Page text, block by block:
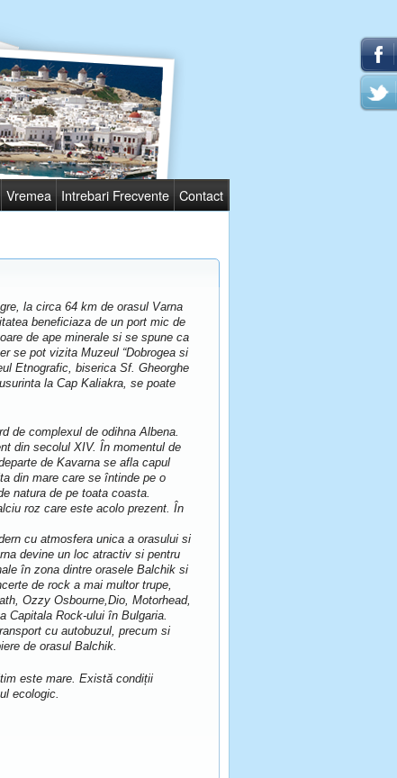
Vremea Intrebari Frecvente Contact
la circa 64 km de orasul Varna
beneficiaza de un port mic de
de ape minerale si se spune ca
se pot vizita Muzeul “Dobrogea si
Etnografic, biserica Sf. Gheorghe
la Cap Kaliakra, se poate
de complexul de odihna Albena.
din secolul XIV. În momentul de
de Kavarna se afla capul
din mare care se întinde pe o
natura de pe toata coasta.
roz care este acolo prezent. În
cu atmosfera unica a orasului si
devine un loc atractiv si pentru
în zona dintre orasele Balchik si
de rock a mai multor trupe,
Ozzy Osbourne,Dio, Motorhead,
Capitala Rock-ului în Bulgaria.
cu autobuzul, precum si
de orasul Balchik.
este mare. Există condiții
ecologic.